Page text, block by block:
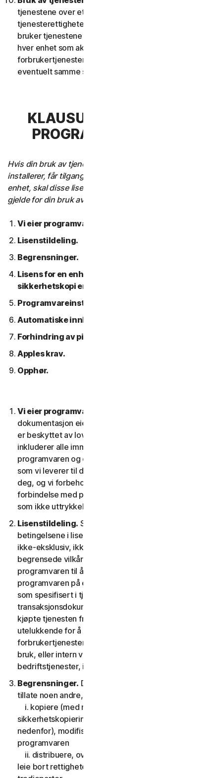
tjenestene over et nettverk dersom
tjenesterettighetene tillater at du får tilgang til eller
bruker tjenestene på mer enn én enhet og forutsatt at
hver enhet som aksesserer eller bruker
forbrukertjenestene inngår i samme husholdning eller
eventuelt samme småbedrift.
KLAUSUL 3 - VILKÅR FOR
PROGRAMVARELISENS
Hvis din bruk av tjenesten krever at du laster ned,
installerer, får tilgang til eller bruker programvaren på en
enhet, skal disse lisensvilkårene for programvare også
gjelde for din bruk av tjenesten.
Vi eier programvaren.
Lisenstildeling.
Begrensninger.
Lisens for en enhet. Bare en arkiv- eller
sikkerhetskopi er tillatt.
Programvareinstallasjon.
Automatiske innholdsoppdateringer.
Forhindring av piratkopiering av programvare.
Apples krav.
Opphør.
Vi eier programvaren.
dokumentasjon eies av oss eller våre lisensgivere og
er beskyttet av lover om opphavsrett. Dette
inkluderer alle immaterielle rettigheter i og til
programvaren og dokumentasjonen. All programvare
som vi leverer til deg, er lisensiert, men ikke solgt til
deg, og vi forbeholder oss alle rettigheter i
forbindelse med programvaren og dokumentasjonen
som ikke uttrykkelig er gitt i vår LSA.
Lisenstildeling. Så lenge du overholder vilkårene og
betingelsene i lisens- og tjenesteavtalen, gir vi deg en
ikke-eksklusiv, ikke-overførbar lisens med
begrensede vilkår i området hvor du kjøpte
programvaren til å laste ned og installere en kopi av
programvaren på enheten du eier eller kontrollerer,
som spesifisert i tjenesterettighetene eller gjeldende
transaksjonsdokumentasjon fra leverandøren du
kjøpte tjenesten fra, og til å bruke programvarekopien
utelukkende for å få tilgang til og bruke
forbrukertjenestene for egen, ikke-kommersielle
bruk, eller intern virksomhet når det gjelder
bedriftstjenester, i tjenesteperioden.
Begrensninger. Du kan ikke, og du kan heller ikke
tillate noen andre, å
i. kopiere (med mindre av
sikkerhetskopieringsformål i henhold til tillatelsen
nedenfor), modifisere eller lage avledninger basert på
programvaren
ii. distribuere, overføre, underlisensiere, låne eller
leie bort rettigheten til å bruke programvaren til